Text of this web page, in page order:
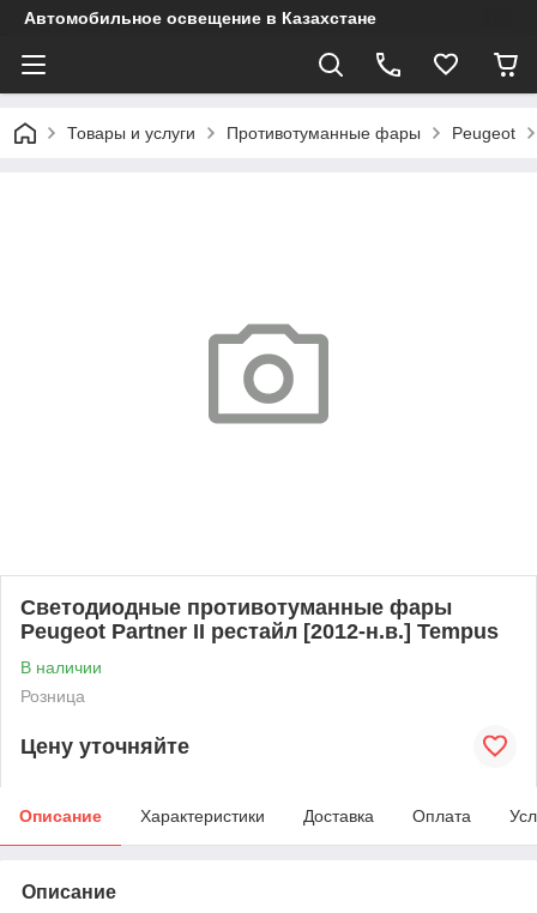
Автомобильное освещение в Казахстане
Товары и услуги Противотуманные фары Peugeot
Светодиодные противотуманные фары
Peugeot Partner II рестайл [2012-н.в.] Tempus
В наличии
Розница
Цену уточняйте
Описание Характеристики Доставка Оплата
Описание